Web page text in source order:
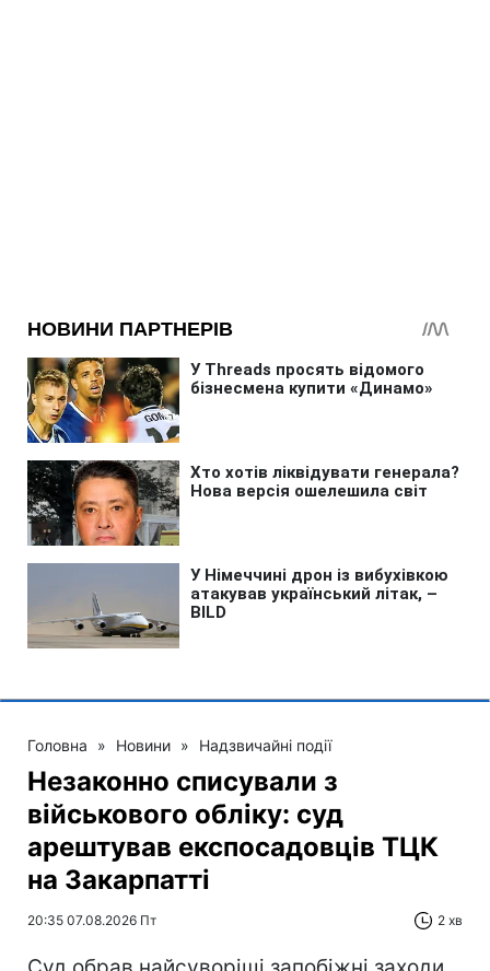
Головна » Новини » Надзвичайні події
Незаконно списували з
військового обліку: суд
арештував експосадовців ТЦК
на Закарпатті
20:35 07.08.2026 Пт 2 хв